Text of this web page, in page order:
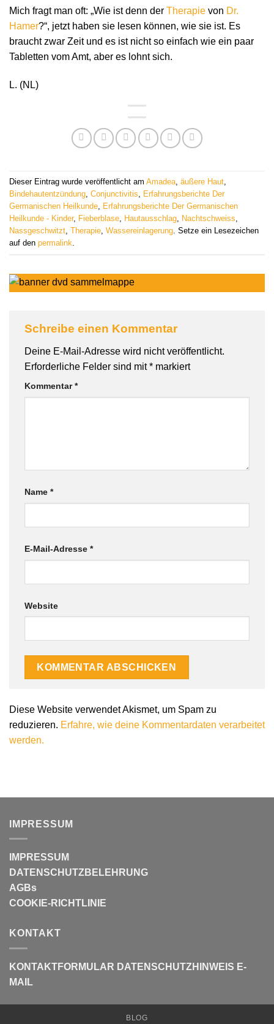
Mich fragt man oft: „Wie ist denn der Therapie von Dr.
Hamer?“, jetzt haben sie lesen können, wie sie ist. Es
braucht zwar Zeit und es ist nicht so einfach wie ein paar
Tabletten vom Amt, aber es lohnt sich.
L. (NL)
Dieser Eintrag wurde veröffentlicht am Amadea äußere Haut
Bindehautentzündung Conjunctivitis
Erfahrungsberichte Der
Germanischen Heilkunde
Erfahrungsberichte Der Germanischen
Heilkunde - Kinder, Fieberblase Hautausschlag Nachtschweiss
Nassgeschwitzt Therapie Wassereinlagerung . Setze ein Lesezeichen
auf den permalink
Schreibe einen Kommentar
Deine E-Mail-Adresse wird nicht veröffentlicht.
Erforderliche Felder sind mit* markiert
Kommentar*
Name *
E-Mail-Adresse *
Website
Diese Website verwendet Akismet, um Spam zu
reduzieren. Erfahre, wie deine Kommentardaten verarbeitet
werden.
IMPRESSUM
IMPRESSUM
DATENSCHUTZBELEHRUNG
AGBs
COOKIE-RICHTLINIE
KONTAKT
KONTAKTFORMULAR DATENSCHUTZHINWEIS E-
MAIL
BLOG